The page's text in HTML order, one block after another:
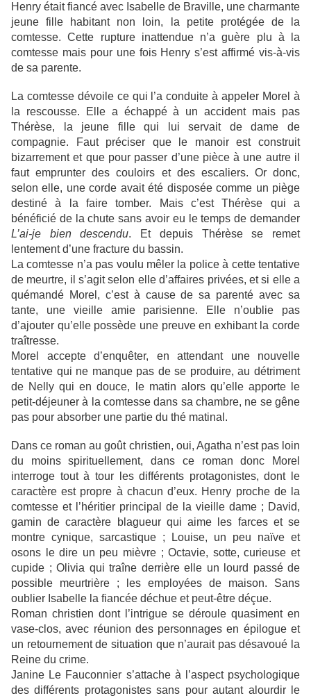
Henry était fiancé avec Isabelle de Braville, une charmante
jeune fille habitant non loin, la petite protégée de la
comtesse. Cette rupture inattendue n’a guère plu à la
comtesse mais pour une fois Henry s’est affirmé vis-à-vis
de sa parente.
La comtesse dévoile ce qui l’a conduite à appeler Morel à
la rescousse. Elle a échappé à un accident mais pas
Thérèse, la jeune fille qui lui servait de dame de
compagnie. Faut préciser que le manoir est construit
bizarrement et que pour passer d’une pièce à une autre il
faut emprunter des couloirs et des escaliers. Or donc,
selon elle, une corde avait été disposée comme un piège
destiné à la faire tomber. Mais c’est Thérèse qui a
bénéficié de la chute sans avoir eu le temps de demander
L’ai-je bien descendu. Et depuis Thérèse se remet
lentement d’une fracture du bassin.
La comtesse n’a pas voulu mêler la police à cette tentative
de meurtre, il s’agit selon elle d’affaires privées, et si elle a
quémandé Morel, c’est à cause de sa parenté avec sa
tante, une vieille amie parisienne. Elle n’oublie pas
d’ajouter qu’elle possède une preuve en exhibant la corde
traîtresse.
Morel accepte d’enquêter, en attendant une nouvelle
tentative qui ne manque pas de se produire, au détriment
de Nelly qui en douce, le matin alors qu’elle apporte le
petit-déjeuner à la comtesse dans sa chambre, ne se gêne
pas pour absorber une partie du thé matinal.
Dans ce roman au goût christien, oui, Agatha n’est pas loin
du moins spirituellement, dans ce roman donc Morel
interroge tout à tour les différents protagonistes, dont le
caractère est propre à chacun d’eux. Henry proche de la
comtesse et l’héritier principal de la vieille dame ; David,
gamin de caractère blagueur qui aime les farces et se
montre cynique, sarcastique ; Louise, un peu naïve et
osons le dire un peu mièvre ; Octavie, sotte, curieuse et
cupide ; Olivia qui traîne derrière elle un lourd passé de
possible meurtrière ; les employées de maison. Sans
oublier Isabelle la fiancée déchue et peut-être déçue.
Roman christien dont l’intrigue se déroule quasiment en
vase-clos, avec réunion des personnages en épilogue et
un retournement de situation que n’aurait pas désavoué la
Reine du crime.
Janine Le Fauconnier s’attache à l’aspect psychologique
des différents protagonistes sans pour autant alourdir le